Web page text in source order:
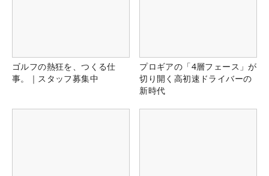
ゴルフの熱狂を、つくる仕
事。｜スタッフ募集中
プロギアの「4層フェース」が
切り開く高初速ドライバーの
新時代